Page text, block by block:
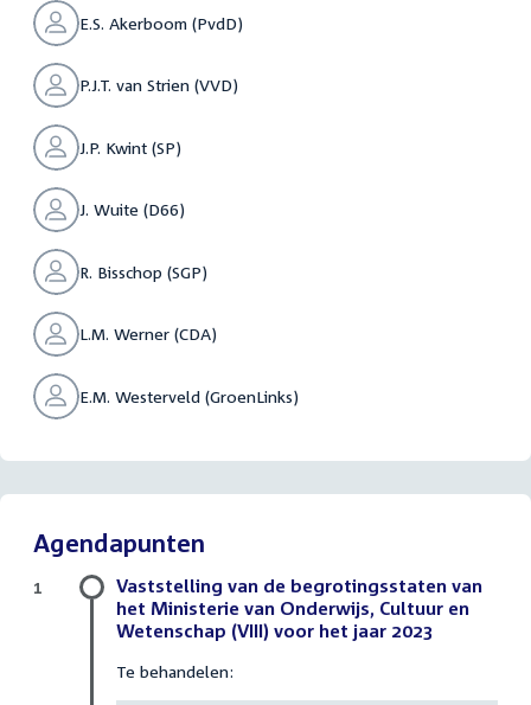
E.S. Akerboom (PvdD)
P.J.T. van Strien (VVD)
J.P. Kwint (SP)
J. Wuite (D66)
R. Bisschop (SGP)
L.M. Werner (CDA)
E.M. Westerveld (GroenLinks)
Agendapunten
Vaststelling van de begrotingsstaten van
het Ministerie van Onderwijs, Cultuur en
Wetenschap (VIII) voor het jaar 2023
Te behandelen:
1